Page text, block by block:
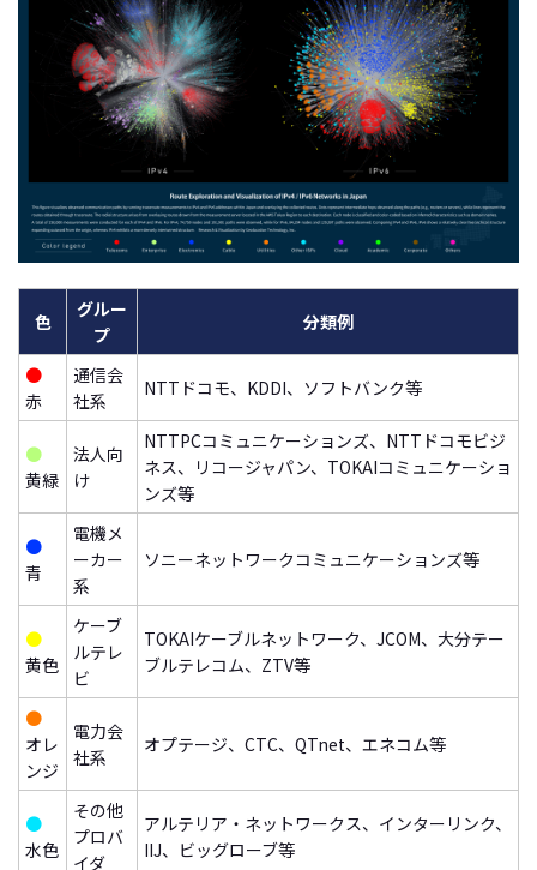
色
グルー
プ
分類例
●
赤
通信会
社系
NTTドコモ、KDDI、ソフトバンク等
●
黄緑
法人向
け
NTTPCコミュニケーションズ、NTTドコモビジ
ネス、リコージャパン、TOKAIコミュニケーショ
ンズ等
●
青
電機メ
ーカー
系
ソニーネットワークコミュニケーションズ等
●
黄色
ケーブ
ルテレ
ビ
TOKAIケーブルネットワーク、JCOM、大分テー
ブルテレコム、ZTV等
●
オレ
ンジ
電力会
社系
オプテージ、CTC、QTnet、エネコム等
●
水色
その他
プロバ
イダ
アルテリア・ネットワークス、インターリンク、
IIJ、ビッグローブ等